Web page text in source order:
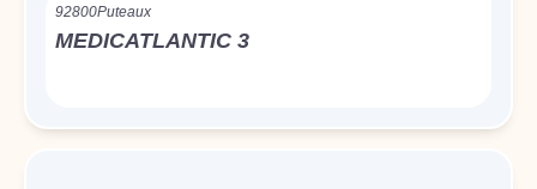
92800Puteaux
MEDICATLANTIC 3